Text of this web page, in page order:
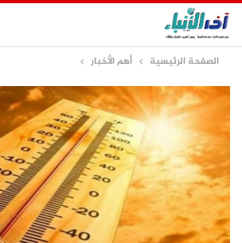
الصفحة الرئيسية أهم الأخبار